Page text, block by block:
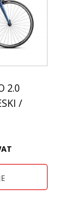
2.0
/